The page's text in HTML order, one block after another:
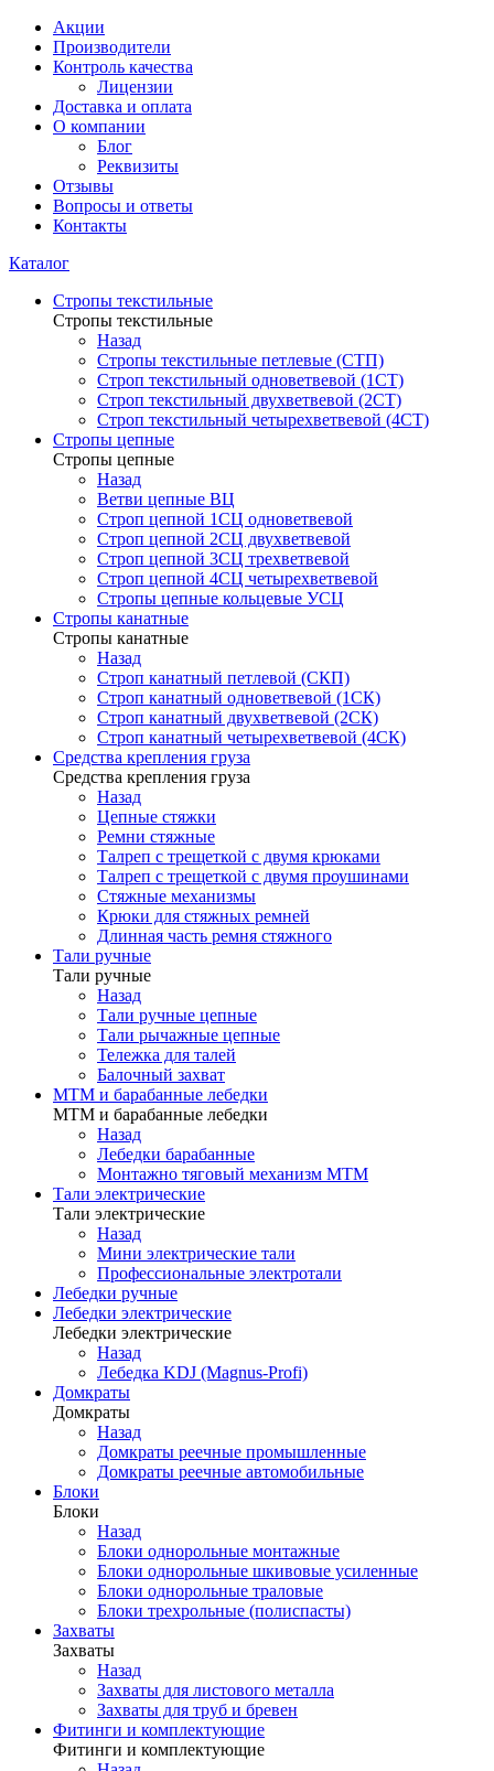
Акции
Производители
Контроль качества
Лицензии
Доставка и оплата
О компании
Блог
Реквизиты
Отзывы
Вопросы и ответы
Контакты
Каталог
Стропы текстильные
Стропы текстильные
Назад
Стропы текстильные петлевые (СТП)
Строп текстильный одноветвевой (1СТ)
Строп текстильный двухветвевой (2СТ)
Строп текстильный четырехветвевой (4СТ)
Стропы цепные
Стропы цепные
Назад
Ветви цепные ВЦ
Строп цепной 1СЦ одноветвевой
Строп цепной 2СЦ двухветвевой
Строп цепной 3СЦ трехветвевой
Строп цепной 4СЦ четырехветвевой
Стропы цепные кольцевые УСЦ
Стропы канатные
Стропы канатные
Назад
Строп канатный петлевой (СКП)
Строп канатный одноветвевой (1СК)
Строп канатный двухветвевой (2СК)
Строп канатный четырехветвевой (4СК)
Средства крепления груза
Средства крепления груза
Назад
Цепные стяжки
Ремни стяжные
Талреп с трещеткой с двумя крюками
Талреп с трещеткой с двумя проушинами
Стяжные механизмы
Крюки для стяжных ремней
Длинная часть ремня стяжного
Тали ручные
Тали ручные
Назад
Тали ручные цепные
Тали рычажные цепные
Тележка для талей
Балочный захват
МТМ и барабанные лебедки
МТМ и барабанные лебедки
Назад
Лебедки барабанные
Монтажно тяговый механизм МТМ
Тали электрические
Тали электрические
Назад
Мини электрические тали
Профессиональные электротали
Лебедки ручные
Лебедки электрические
Лебедки электрические
Назад
Лебедка KDJ (Magnus-Profi)
Домкраты
Домкраты
Назад
Домкраты реечные промышленные
Домкраты реечные автомобильные
Блоки
Блоки
Назад
Блоки однорольные монтажные
Блоки однорольные шкивовые усиленные
Блоки однорольные траловые
Блоки трехрольные (полиспасты)
Захваты
Захваты
Назад
Захваты для листового металла
Захваты для труб и бревен
Фитинги и комплектующие
Фитинги и комплектующие